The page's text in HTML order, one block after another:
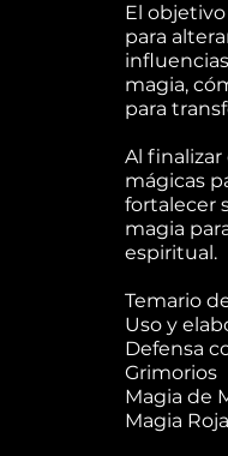
El
para
magia,
para
Al
mágicas
fortalecer
magia
espiritual.
Temario
Uso y
Defensa
Grimorios
Magia de
Magia